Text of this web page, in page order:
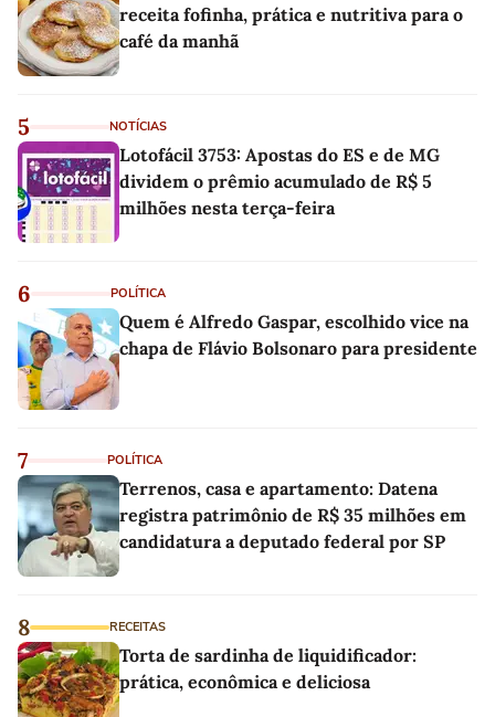
receita fofinha, prática e nutritiva para o
café da manhã
5 NOTÍCIAS
Lotofácil 3753: Apostas do ES e de MG
dividem o prêmio acumulado de R$ 5
milhões nesta terça-feira
6 POLÍTICA
Quem é Alfredo Gaspar, escolhido vice na
chapa de Flávio Bolsonaro para presidente
7 POLÍTICA
Terrenos, casa e apartamento: Datena
registra patrimônio de R$ 35 milhões em
candidatura a deputado federal por SP
8 RECEITAS
Torta de sardinha de liquidificador:
prática, econômica e deliciosa